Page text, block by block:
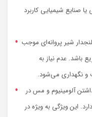
صنایع شیمیایی کاربرد
شیر پروانه‌ای موجب
باشد. عدم نیاز به
نگهداری می‌شود.
آلومینیوم و مس در
این ویژگی به ویژه در